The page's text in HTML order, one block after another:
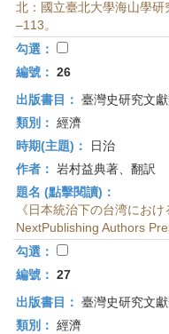
北：國立臺北大學海山學
–113。
勾選：
編號： 26
出版書目： 臺灣史研究文
類別： 經濟
時期(主題)：
日治
作者： 岩村益典著、翻訳
題名 (點擊閱讀)：
《日本統治下の台湾にお
NextPublishing Authors
勾選：
編號： 27
出版書目： 臺灣史研究文
類別： 經濟